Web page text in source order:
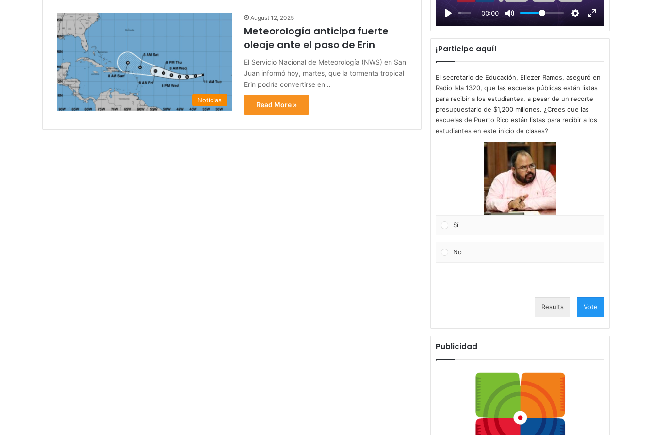
Noticias
August 12, 2025
Meteorología anticipa fuerte
oleaje ante el paso de Erin
El Servicio Nacional de Meteorología (NWS) en San
Juan informó hoy, martes, que la tormenta tropical
Erin podría convertirse en…
Read More »
00:00
l
a
y
¡Participa aquí!
El secretario de Educación, Eliezer Ramos, aseguró en
Radio Isla 1320, que las escuelas públicas están listas
para recibir a los estudiantes, a pesar de un recorte
presupuestario de $1,200 millones. ¿Crees que las
escuelas de Puerto Rico están listas para recibir a los
estudiantes en este inicio de clases?
Sí
No
Results Vote
Publicidad